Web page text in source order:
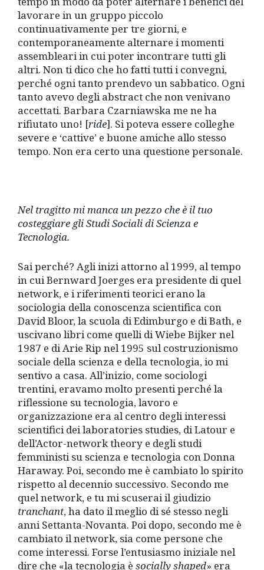
lavorare in un gruppo piccolo
continuativamente per tre giorni, e
contemporaneamente alternare i momenti
assembleari in cui poter incontrare tutti gli
altri. Non ti dico che ho fatti tutti i convegni,
perché ogni tanto prendevo un sabbatico. Ogni
tanto avevo degli abstract che non venivano
accettati. Barbara Czarniawska me ne ha
rifiutato uno! [ride]. Si poteva essere colleghe
severe e ‘cattive’ e buone amiche allo stesso
tempo. Non era certo una questione personale.
Nel tragitto mi manca un pezzo che è il tuo
costeggiare gli Studi Sociali di Scienza e
Tecnologia.
Sai perché? Agli inizi attorno al 1999, al tempo
in cui Bernward Joerges era presidente di quel
network, e i riferimenti teorici erano la
sociologia della conoscenza scientifica con
David Bloor, la scuola di Edimburgo e di Bath, e
uscivano libri come quelli di Wiebe Bijker nel
1987 e di Arie Rip nel 1995 sul costruzionismo
sociale della scienza e della tecnologia, io mi
sentivo a casa. All’inizio, come sociologi
trentini, eravamo molto presenti perché la
riflessione su tecnologia, lavoro e
organizzazione era al centro degli interessi
scientifici dei laboratories studies, di Latour e
dell’Actor-network theory e degli studi
femministi su scienza e tecnologia con Donna
Haraway. Poi, secondo me è cambiato lo spirito
rispetto al decennio successivo. Secondo me
quel network, e tu mi scuserai il giudizio
tranchant, ha dato il meglio di sé stesso negli
anni Settanta-Novanta. Poi dopo, secondo me è
cambiato il network, sia come persone che
come interessi. Forse l’entusiasmo iniziale nel
dire che «la tecnologia è socially shaped» era